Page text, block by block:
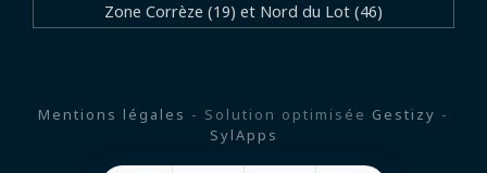
Zone Corrèze (19) et Nord du Lot (46)
Mentions légales - Solution optimisée Gestizy -
SylApps